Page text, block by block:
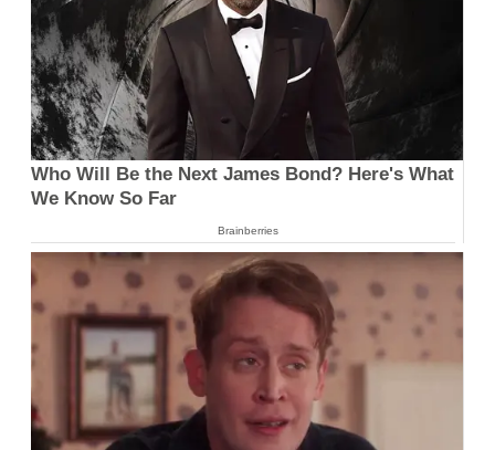
Who Will Be the Next James Bond? Here's What
We Know So Far
Brainberries